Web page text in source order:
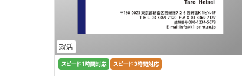
就活
スピード1時間対応 スピード3時間対応